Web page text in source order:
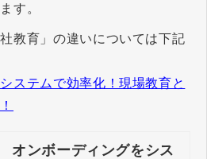
す。
教育」の違いについては下記
ステムで効率化！現場教育と
オンボーディングをシス